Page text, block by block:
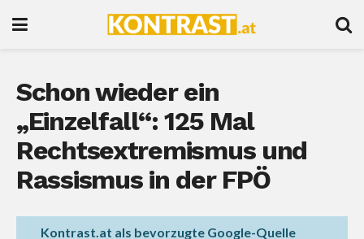
Schon wieder ein
„Einzelfall“: 125 Mal
Rechtsextremismus und
Rassismus in der FPÖ
Kontrast.at als bevorzugte Google-Quelle